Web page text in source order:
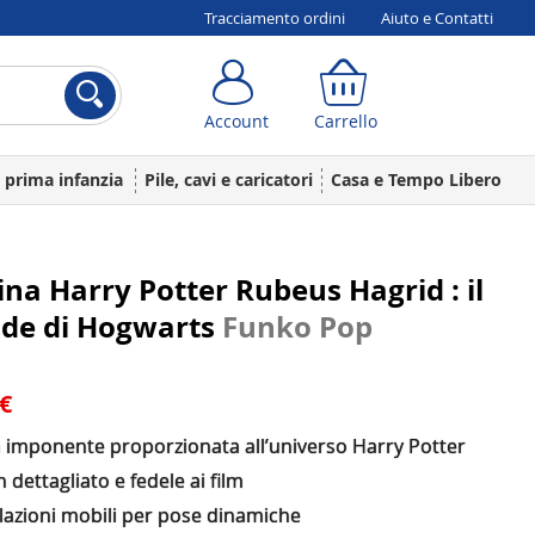
Tracciamento ordini Aiuto e Contatti
Account Carrello
prima infanzia Pile, cavi e caricatori Casa e Tempo Libero
Harry Potter Rubeus Hagrid : il
di Hogwarts Funko Pop
imponente proporzionata all’universo Harry Potter
dettagliato e fedele ai film
mobili per pose dinamiche
Account Carrello